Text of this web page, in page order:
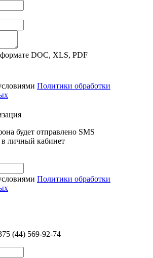
DOC, XLS, PDF
Политики обработки
будет отправлено SMS
в личный кабинет
Политики обработки
(44) 569-92-74